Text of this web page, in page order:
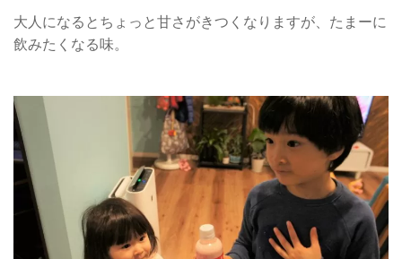
大人になるとちょっと甘さがきつくなりますが、たまーに
飲みたくなる味。